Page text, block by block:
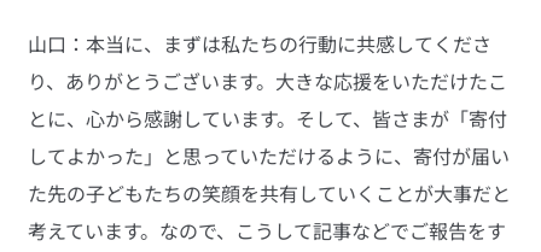
山口：本当に、まずは私たちの行動に共感してくださ
り、ありがとうございます。大きな応援をいただけたこ
とに、心から感謝しています。そして、皆さまが「寄付
してよかった」と思っていただけるように、寄付が届い
た先の子どもたちの笑顔を共有していくことが大事だと
考えています。なので、こうして記事などでご報告をす